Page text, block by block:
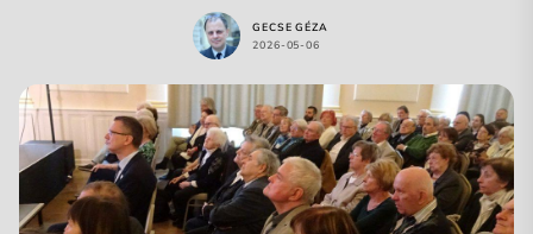
GECSE GÉZA
2026-05-06